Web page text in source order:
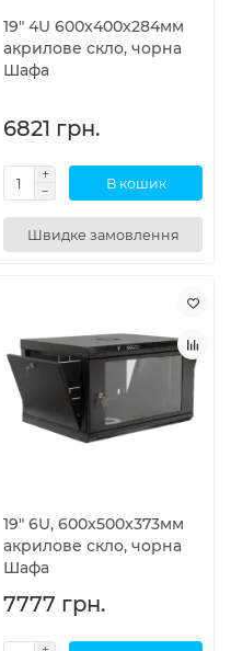
19" 4U 600x400x284мм
акрилове скло, чорна
Шафа
6821 грн.
В кошик
Швидке замовлення
19" 6U, 600x500x373мм
акрилове скло, чорна
Шафа
7777 грн.